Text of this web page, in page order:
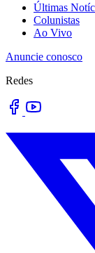
Últimas
Colunistas
Ao Vivo
Anuncie conosco
Redes